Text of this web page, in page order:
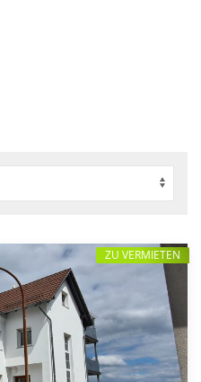
ZU VERMIETEN